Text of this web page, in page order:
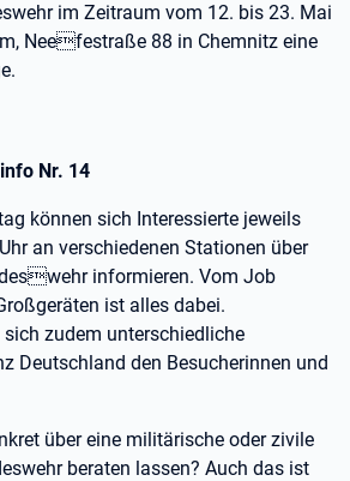
im Zeitraum vom 12. bis 23. Mai
Neefestraße 88 in Chemnitz eine
Nr. 14
können sich Interessierte jeweils
an verschiedenen Stationen über
informieren. Vom Job
ist alles dabei.
zudem unterschiedliche
Deutschland den Besucherinnen und
über eine militärische oder zivile
beraten lassen? Auch das ist